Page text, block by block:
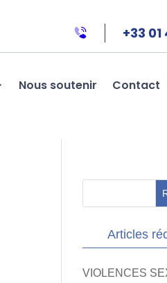
+33
Nous soutenir Contact
Articles
VIOLENCES